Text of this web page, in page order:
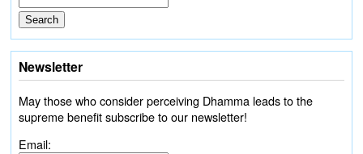
Newsletter
May those who consider perceiving Dhamma leads to the
supreme benefit subscribe to our newsletter!
Email: